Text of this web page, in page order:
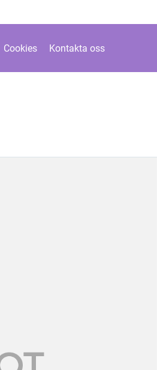
Cookies Kontakta oss